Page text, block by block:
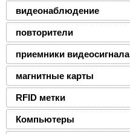
видеонаблюдение
повторители
приемники видеосигнала
магнитные карты
RFID метки
Компьютеры